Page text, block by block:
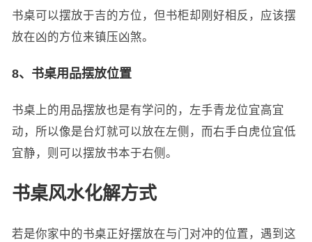
书桌可以摆放于吉的方位，但书柜却刚好相反，应该摆
放在凶的方位来镇压凶煞。
8、书桌用品摆放位置
书桌上的用品摆放也是有学问的，左手青龙位宜高宜
动，所以像是台灯就可以放在左侧，而右手白虎位宜低
宜静，则可以摆放书本于右侧。
书桌风水化解方式
若是你家中的书桌正好摆放在与门对冲的位置，遇到这